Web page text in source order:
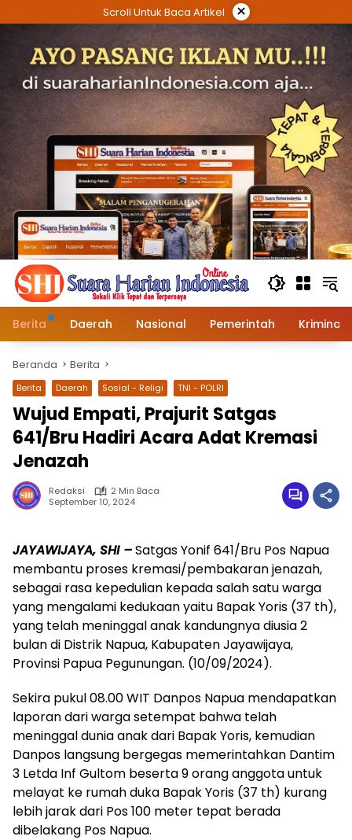
ke
Scroll Untuk Baca Artikel ×
wa.me/087842777025
Berita Daerah Nasional Pemerintah Kriminal
Beranda Berita
Berita Daerah Sosial - Religi TNI - POLRI
Wujud Empati, Prajurit Satgas
641/Bru Hadiri Acara Adat Kremasi
Jenazah
Redaksi
2 Min Baca
September 10, 2024
JAYAWIJAYA, SHI –Satgas Yonif 641/Bru Pos Napua
membantu proses kremasi/pembakaran jenazah,
sebagai rasa kepedulian kepada salah satu warga
yang mengalami kedukaan yaitu Bapak Yoris (37 th),
yang telah meninggal anak kandungnya diusia 2
bulan di Distrik Napua, Kabupaten Jayawijaya,
Provinsi Papua Pegunungan. (10/09/2024).
Sekira pukul 08.00 WIT Danpos Napua mendapatkan
laporan dari warga setempat bahwa telah
meninggal dunia anak dari Bapak Yoris, kemudian
Danpos langsung bergegas memerintahkan Dantim
3 Letda Inf Gultom beserta 9 orang anggota untuk
melayat ke rumah duka Bapak Yoris (37 th) kurang
lebih jarak dari Pos 100 meter tepat berada
dibelakang Pos Napua.